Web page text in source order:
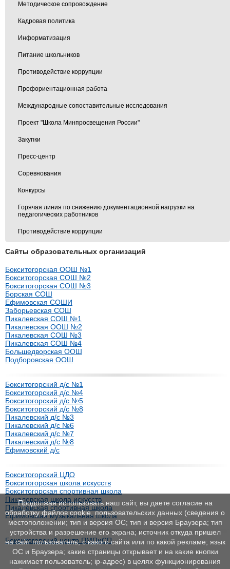
Методическое сопровождение
Кадровая политика
Информатизация
Питание школьников
Противодействие коррупции
Профориентационная работа
Международные сопоставительные исследования
Проект "Школа Минпросвещения России"
Закупки
Пресс-центр
Соревнования
Конкурсы
Горячая линия по снижению документационной нагрузки на
педагогических работников
Противодействие коррупции
Сайты образовательных организаций
Бокситогорская ООШ №1
Бокситогорская СОШ №2
Бокситогорская СОШ №3
Борская СОШ
Ефимовская СОШИ
Заборьевская СОШ
Пикалевская СОШ №1
Пикалевская ООШ №2
Пикалевская СОШ №3
Пикалевская СОШ №4
Большедворская ООШ
Подборовская ООШ
Бокситогорский д/с №1
Бокситогорский д/с №4
Бокситогорский д/с №5
Бокситогорский д/с №8
Пикалевский д/с №3
Пикалевский д/с №6
Пикалевский д/с №7
Пикалевский д/с №8
Ефимовский д/с
Бокситогорский ЦДО
Бокситогорская школа искусств
Бокситогорская спортивная школа
Пикалевская школа искусств
Пикалевская спортивная школа
Ефимовская музыкальная школа
Бокситогорский центр ПМПиСП
Продолжая использовать наш сайт, вы даете согласие на
обработку файлов cookie, пользовательских данных (сведения о
местоположении; тип и версия ОС; тип и версия Браузера; тип
устройства и разрешение его экрана; источник откуда пришел
на сайт пользователь; с какого сайта или по какой рекламе; язык
ОС и Браузера; какие страницы открывает и на какие кнопки
нажимает пользователь; ip-адрес) в целях функционирования